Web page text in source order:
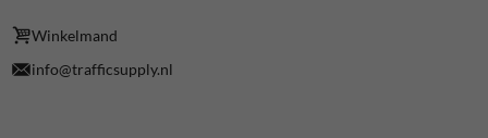
Winkelmand
info@trafficsupply.nl